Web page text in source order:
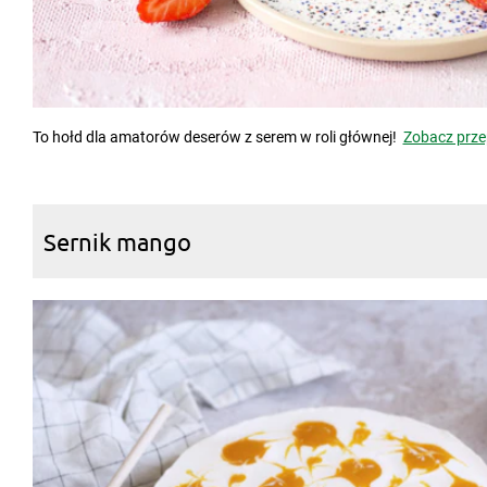
To hołd dla amatorów deserów z serem w roli głównej! Zobacz
Sernik mango